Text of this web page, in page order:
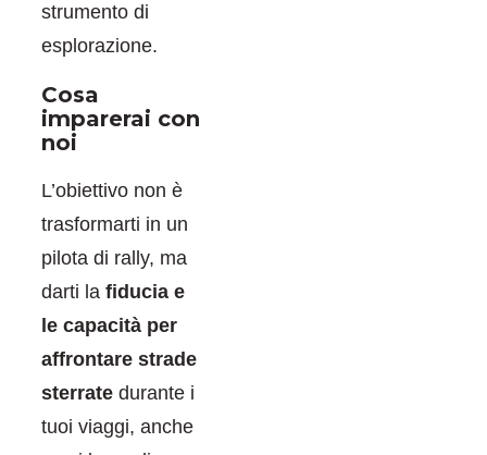
strumento di
esplorazione.
Cosa
imparerai con
noi
L’obiettivo non è
trasformarti in un
pilota di rally, ma
darti la fiducia e
le capacità per
affrontare strade
sterrate durante i
tuoi viaggi, anche